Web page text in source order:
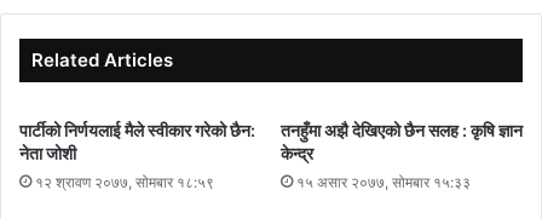
Related Articles
पार्टीको निर्णयलाई मैले स्वीकार गरेको छैन:
नेता जोशी
१२ श्रावण २०७७, सोमबार १८:५९
तनहुँमा अझै देखिएको छैन सलह : कृषि ज्ञान
केन्द्र
१५ असार २०७७, सोमबार १५:३३